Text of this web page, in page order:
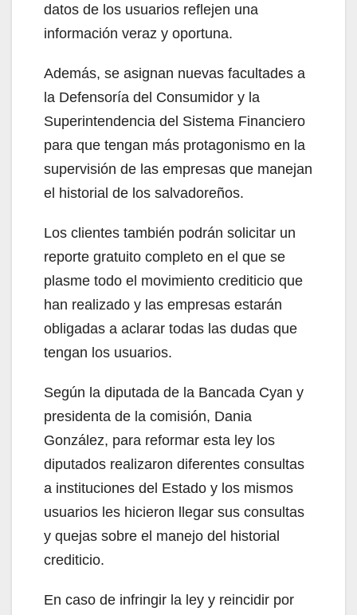
datos de los usuarios reflejen una
información veraz y oportuna.
Además, se asignan nuevas facultades a
la Defensoría del Consumidor y la
Superintendencia del Sistema Financiero
para que tengan más protagonismo en la
supervisión de las empresas que manejan
el historial de los salvadoreños.
Los clientes también podrán solicitar un
reporte gratuito completo en el que se
plasme todo el movimiento crediticio que
han realizado y las empresas estarán
obligadas a aclarar todas las dudas que
tengan los usuarios.
Según la diputada de la Bancada Cyan y
presidenta de la comisión, Dania
González, para reformar esta ley los
diputados realizaron diferentes consultas
a instituciones del Estado y los mismos
usuarios les hicieron llegar sus consultas
y quejas sobre el manejo del historial
crediticio.
En caso de infringir la ley y reincidir por